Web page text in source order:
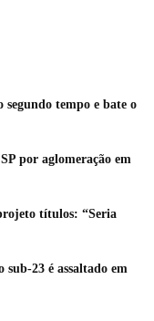
tempo e bate o
por aglomeração em
títulos: “Seria
23 é assaltado em